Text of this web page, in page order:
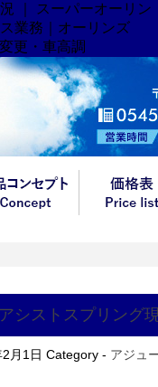
｜ スーパーオーリン
業務｜オーリンズ
更・車高調
シストスプリング
月1日 Category - アジュ